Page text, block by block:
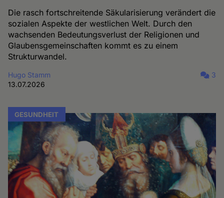
Die rasch fortschreitende Säkularisierung verändert die
sozialen Aspekte der westlichen Welt. Durch den
wachsenden Bedeutungsverlust der Religionen und
Glaubensgemeinschaften kommt es zu einem
Strukturwandel.
Hugo Stamm
13.07.2026
3
GESUNDHEIT